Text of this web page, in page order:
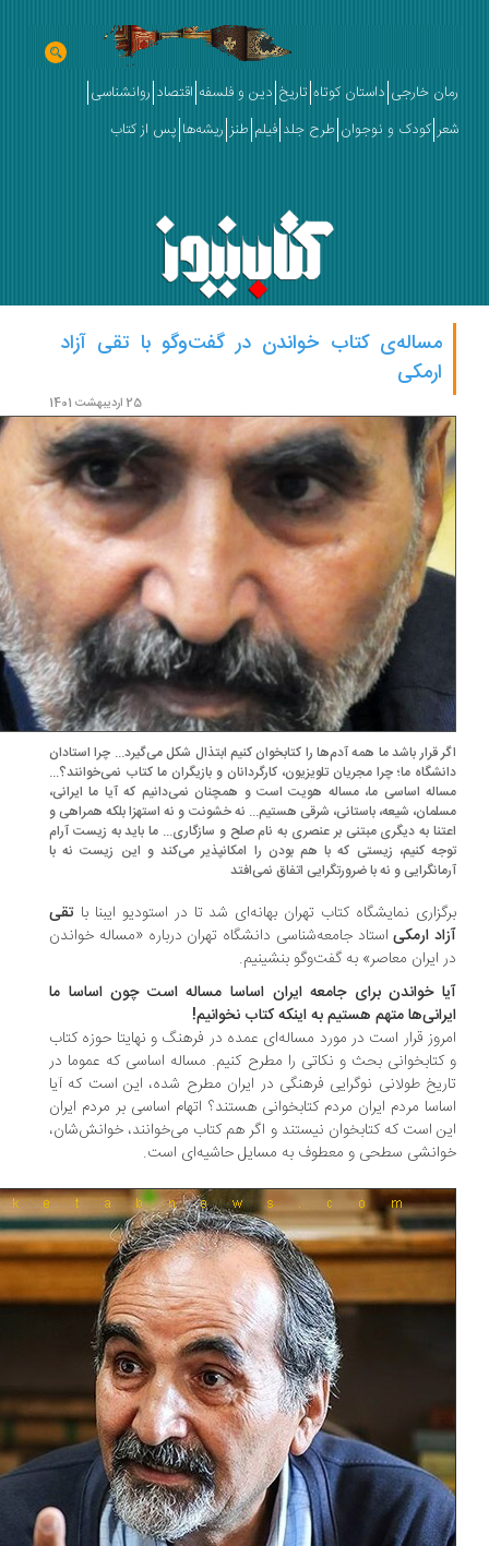
خارجی داستان کوتاه تاریخ دین و فلسفه اقتصاد روانشناسی
کودک و نوجوان طرح جلد فیلم طنز ریشه‌ها پس از کتاب
مساله‌ی کتاب خواندن در گفت‌وگو با تقی آزاد
ارمکی
قرار باشد ما همه آدم‌ها را کتابخوان کنیم ابتذال شکل می‌گیرد... چرا استادان
ما؛ چرا مجریان تلویزیون، کارگردانان و بازیگران ما کتاب نمی‌خوانند؟...
اساسی ما، مساله هویت است و همچنان نمی‌دانیم که آیا ما ایرانی،
شیعه، باستانی، شرقی هستیم... نه خشونت و نه استهزا بلکه همراهی و
به دیگری مبتنی بر عنصری به نام صلح و سازگاری... ما باید به زیست آرام
کنیم، زیستی که با هم بودن را امکانپذیر می‌کند و این زیست نه با
و نه با ضرورتگرایی اتفاق نمی‌افتد
نمایشگاه کتاب تهران بهانه‌ای شد تا در استودیو ایبنا با تقی
ارمکیاستاد جامعه‌شناسی دانشگاه تهران درباره «مساله خواندن
ایران معاصر» به گفت‌و‌گو بنشینیم.
خواندن برای جامعه ایران اساسا مساله است چون اساسا ما
متهم هستیم به اینکه کتاب نخوانیم!
قرار است در مورد مساله‌ای عمده‌ در فرهنگ و نهایتا حوزه کتاب
بحث و نکاتی را مطرح کنیم. مساله اساسی که عموما در
طولانی نوگرایی فرهنگی در ایران مطرح شده، این است که آیا
مردم ایران مردم کتابخوانی هستند؟ اتهام اساسی بر مردم ایران
است که کتابخوان نیستند و اگر هم کتاب می‌خوانند، خوانش‌شان،
سطحی و معطوف به مسایل حاشیه‌ای است.